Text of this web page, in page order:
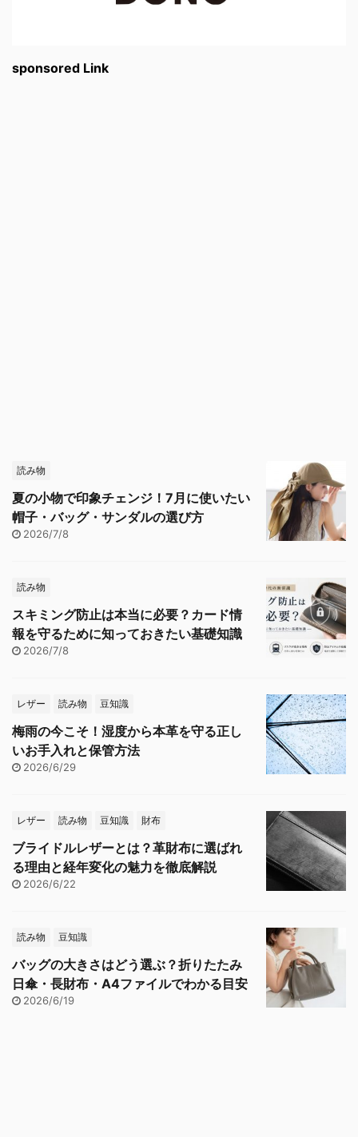
sponsored Link
読み物
夏の小物で印象チェンジ！7月に使いたい
帽子・バッグ・サンダルの選び方
2026/7/8
読み物
スキミング防止は本当に必要？カード情
報を守るために知っておきたい基礎知識
2026/7/8
レザー 読み物 豆知識
梅雨の今こそ！湿度から本革を守る正し
いお手入れと保管方法
2026/6/29
レザー 読み物 豆知識 財布
ブライドルレザーとは？革財布に選ばれ
る理由と経年変化の魅力を徹底解説
2026/6/22
読み物 豆知識
バッグの大きさはどう選ぶ？折りたたみ
日傘・長財布・A4ファイルでわかる目安
2026/6/19